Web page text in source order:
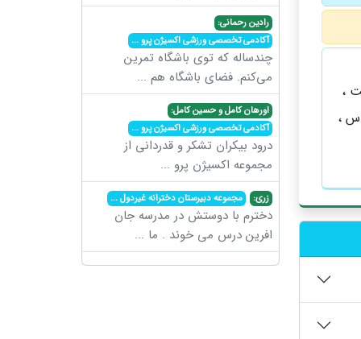
،
،
رادین رحمانی:
آکادمی تخصصی ورزشی اکسیژن پرو...
چندساله که توی باشگاه تمرین
می‌کنم. فضای باشگاه هم ...
اورهان کامل و حسین کامل:
آکادمی تخصصی ورزشی اکسیژن پرو...
درود بیکران تشکر و قدردانی از
مجموعه اکسیژن پرو ...
زری: مجموعه دبیرستان دخترانه غیردول...
دخترم با دوستش در مدرسه جان
افرین درس می خوند . ما ...